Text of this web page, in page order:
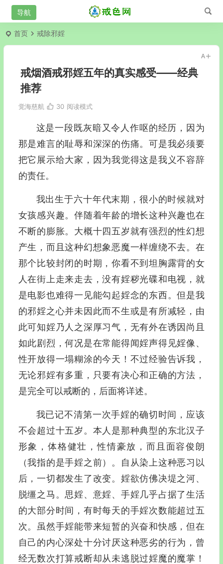
首页 戒除邪婬
戒烟酒戒邪婬五年的真实感受——经典
推荐
觉海慈航 30 阅读模式
这是一段既灰暗又令人作呕的经历，因为
那是难言的耻辱和深深的伤痛。可是我必须要
把它展示给大家，因为我觉得这是我义不容辞
的责任。
我出生于六十年代末期，很小的时候就对
女孩感兴趣。伴随着年龄的增长这种兴趣也在
不断的膨胀。大概十四五岁就有强烈的性幻想
产生，而且这种幻想象恶魔一样缠绕不去。在
那个比较封闭的时期，你看不到坦胸露背的女
人在街上走来走去，没有婬秽光碟和电视，就
是电影也难得一见能勾起婬念的东西。但是我
的邪婬之心并未因此而不生或是有所减轻，由
此可知婬乃人之深厚习气，无有外在诱因尚且
如此剧烈，何况是在常能得闻婬声得见婬像、
性开放得一塌糊涂的今天！不过经验告诉我，
无论邪婬有多重，只要有决心和正确的方法，
是完全可以戒断的，后面将详述。
我已记不清第一次手婬的确切时间，应该
不会超过十五岁。本人是那种典型的东北汉子
形象，体格健壮，性情豪放，而且面容俊朗
（我指的是手婬之前）。自从染上这种恶习以
后，一切都发生了改变。婬欲仿佛决堤之河、
脱缰之马。思婬、意婬、手婬几乎占据了生活
的大部分时间，有时每天的手婬次数能超过五
次。虽然手婬能带来短暂的兴奋和快感，但在
自己的内心深处十分讨厌这种恶劣的行为，曾
经无数次打算戒断却从未逃脱过婬魔的魔掌！